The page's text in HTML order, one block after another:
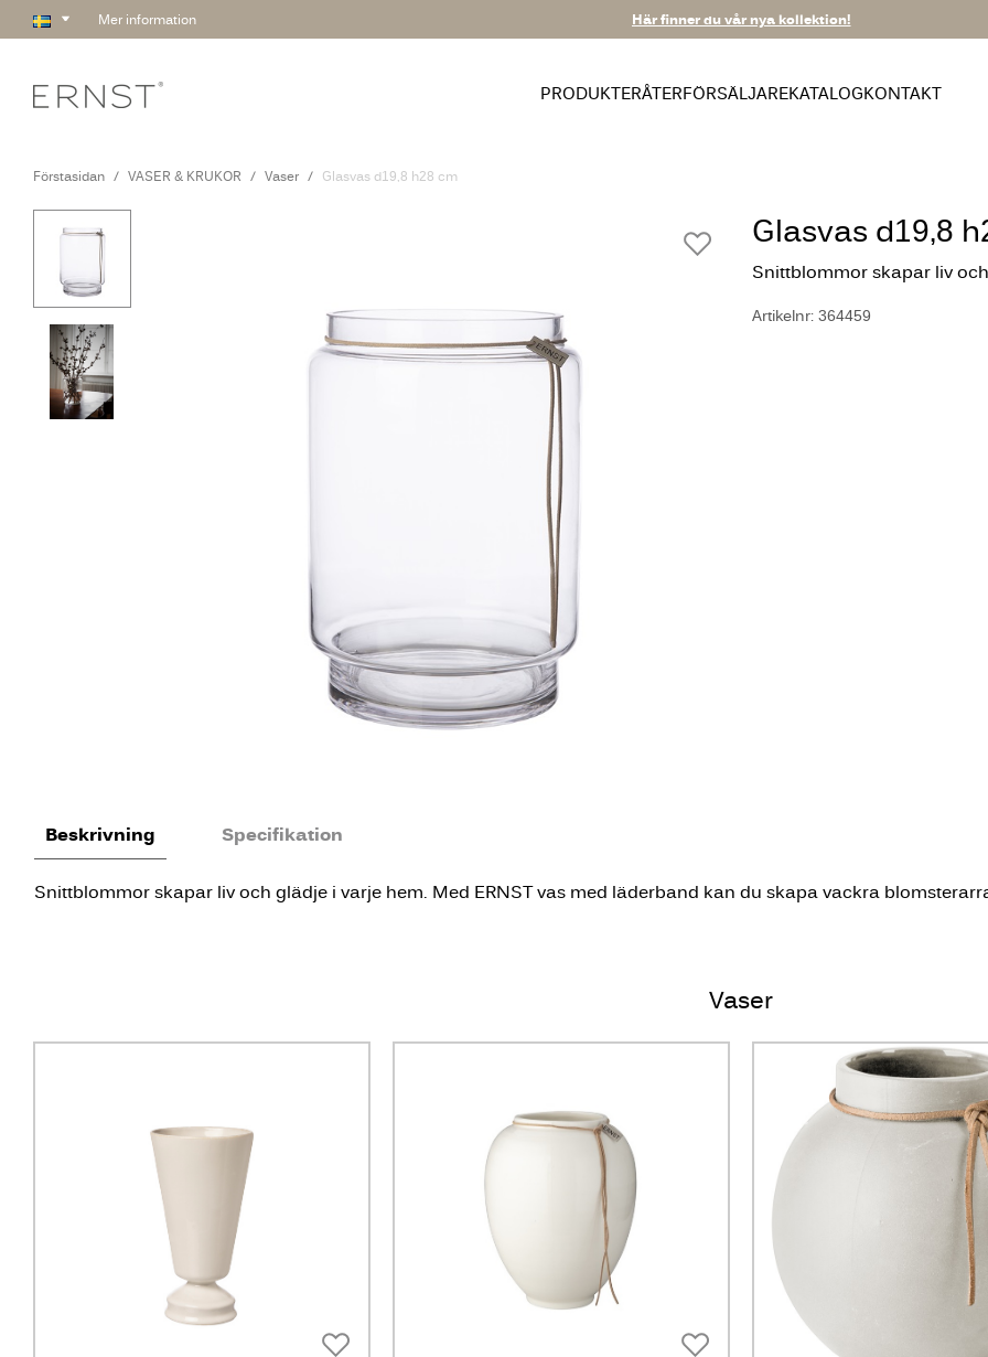
Mer information Här finner du vår nya kollektion!
PRODUKTERÅTERFÖRSÄLJAREKATALOGKONTAKT
Förstasidan VASER & KRUKOR Vaser Glasvas d19,8 h28 cm
Glasvas d19,8
Snittblommor skapar liv
Artikelnr: 364459
Beskrivning Specifikation
Snittblommor skapar liv och glädje i varje hem. Med ERNST vas med läderband kan du skapa vackra
Vaser